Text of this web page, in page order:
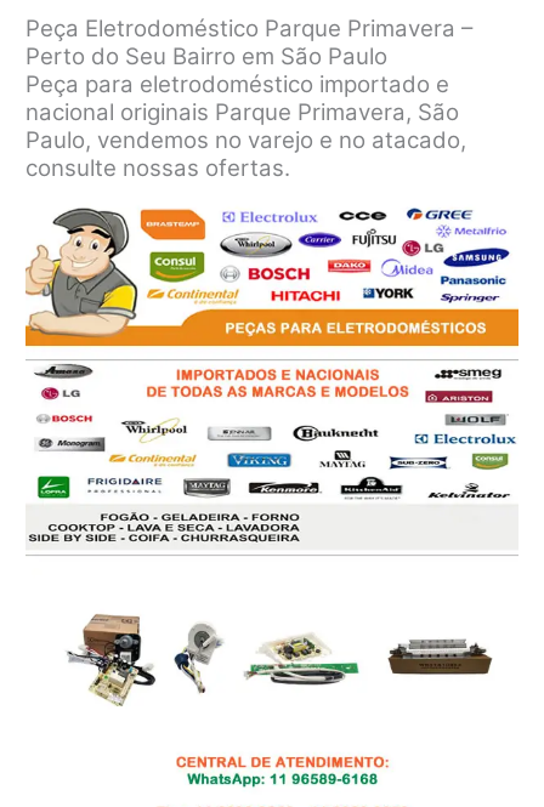
Peça Eletrodoméstico Parque Primavera –
Perto do Seu Bairro em São Paulo
Peça para eletrodoméstico importado e
nacional originais Parque Primavera, São
Paulo, vendemos no varejo e no atacado,
consulte nossas ofertas.